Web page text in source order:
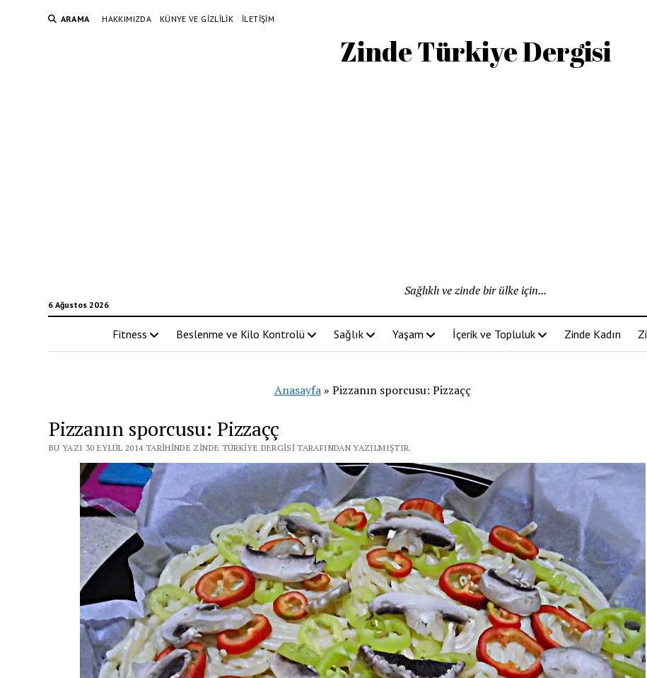
ARAMA HAKKIMIZDA KÜNYE VE GIZLILIK İLETIŞIM
Zinde Türkiye Dergisi
6 Ağustos 2026
Sağlıklı ve zinde bir ülke için...
Fitness Beslenme ve Kilo Kontrolü Sağlık Yaşam İçerik ve Topluluk Zinde Kadın
Anasayfa» Pizzanın sporcusu: Pizzaçç
Pizzanın sporcusu: Pizzaçç
BU YAZI 30 EYLÜL 2014 TARIHINDE ZINDE TÜRKIYE DERGISI TARAFINDAN YAZILMIŞTIR.